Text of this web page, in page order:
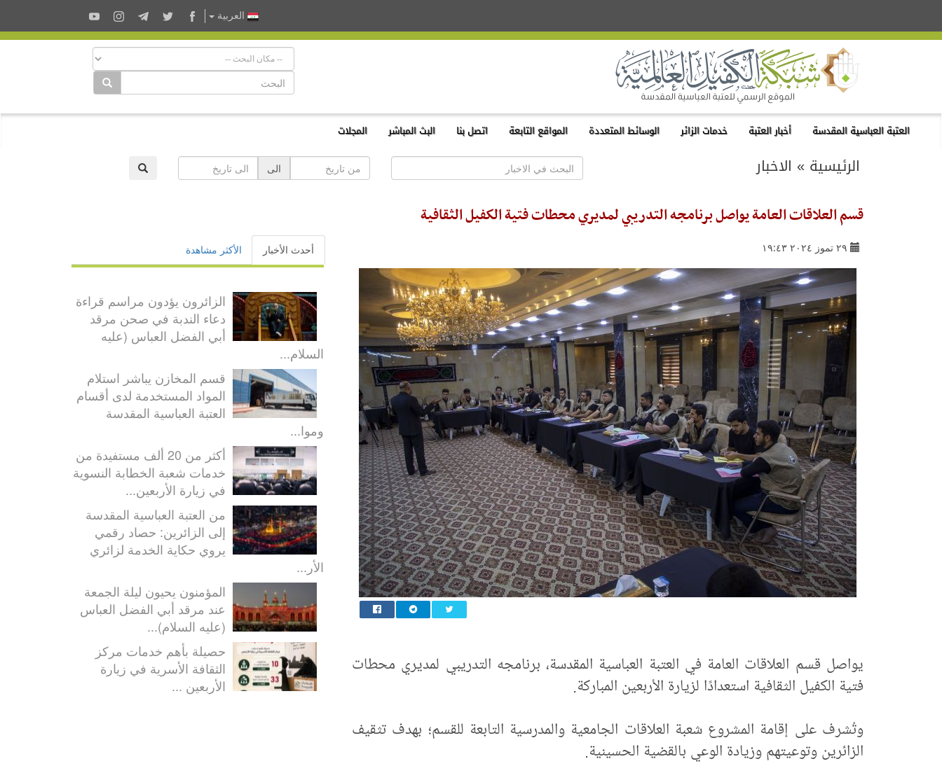
العربية
العتبة العباسية المقدسة أخبار العتبة خدمات الزائر الوسائط المتعددة المواقع التابعة اتصل بنا البث المباشر المجلات
الرئيسية » الاخبار الى
قسم العلاقات العامة يواصل برنامجه التدريبي لمديري محطات فتية الكفيل الثقافية
٢٩ تموز ٢٠٢٤ ١٩:٤٣
يواصل قسم العلاقات العامة في العتبة العباسية المقدسة، برنامجه التدريبي لمديري محطات
فتية الكفيل الثقافية استعدادًا لزيارة الأربعين المباركة.
وتُشرف على إقامة المشروع شعبة العلاقات الجامعية والمدرسية التابعة للقسم؛ بهدف تثقيف
الزائرين وتوعيتهم وزيادة الوعي بالقضية الحسينية.
أحدث الأخبار الأكثر مشاهدة
الزائرون يؤدون مراسم قراءة
دعاء الندبة في صحن مرقد
أبي الفضل العباس (عليه
السلام...
قسم المخازن يباشر استلام
المواد المستخدمة لدى أقسام
العتبة العباسية المقدسة
وموا...
أكثر من 20 ألف مستفيدة من
خدمات شعبة الخطابة النسوية
في زيارة الأربعين...
من العتبة العباسية المقدسة
إلى الزائرين: حصاد رقمي
يروي حكاية الخدمة لزائري
الأر...
المؤمنون يحيون ليلة الجمعة
عند مرقد أبي الفضل العباس
(عليه السلام)...
حصيلة بأهم خدمات مركز
الثقافة الأسرية في زيارة
الأربعين ...